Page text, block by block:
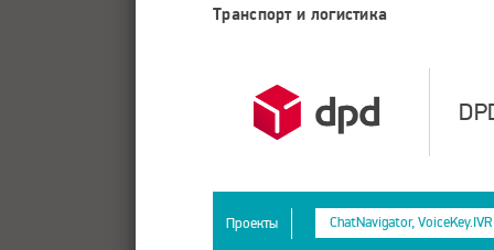
Транспорт и логистика
Проекты ChatNavigator, VoiceKey.IVR